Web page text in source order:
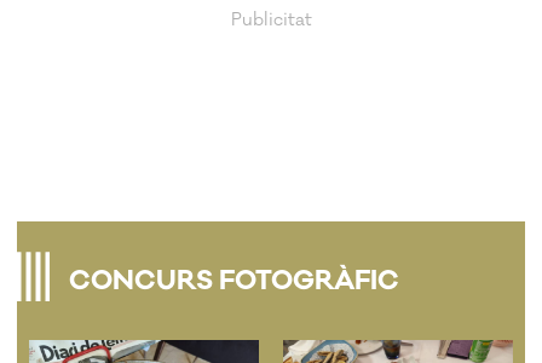
CONCURS FOTOGRÀFIC